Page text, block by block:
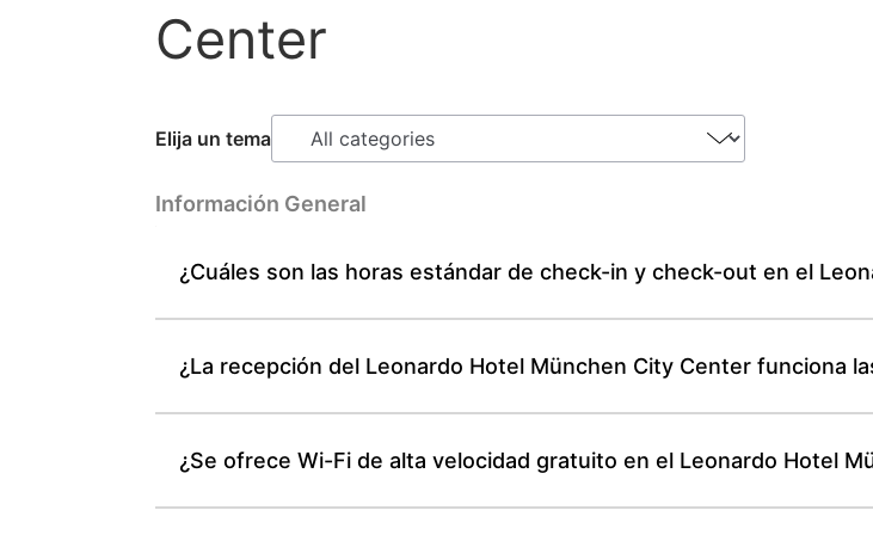
Center
Elija un tema
Información General
¿Cuáles son las horas estándar de check-in y check-out en el
¿La recepción del Leonardo Hotel München City Center funciona
¿Se ofrece Wi-Fi de alta velocidad gratuito en el Leonardo Hotel